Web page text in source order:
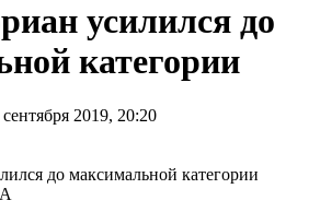
усилился до
категории
2019, 20:20